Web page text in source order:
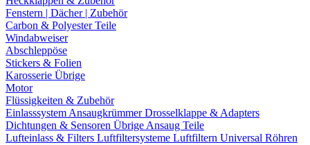
Fenstern | Dächer | Zubehör
Carbon & Polyester Teile
Windabweiser
Abschleppöse
Stickers & Folien
Karosserie Übrige
Motor
Flüssigkeiten & Zubehör
Einlasssystem AnsaugkrümmerDrosselklappe & Adapters
Dichtungen & Sensoren Übrige Ansaug Teile
Lufteinlass & Filters Luftfiltersysteme Luftfiltern Universal Röhren